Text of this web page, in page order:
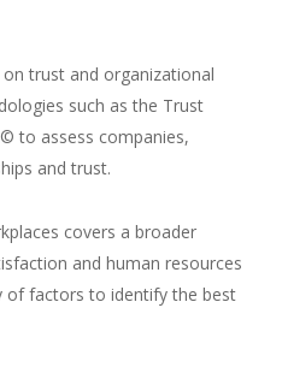
trust and organizational
such as the Trust
to assess companies,
and trust.
covers a broader
and human resources
of factors to identify the best